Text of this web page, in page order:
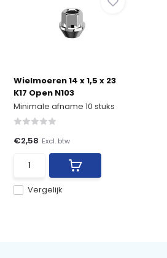
Wielmoeren 14 x 1,5 x 23
K17 Open N103
Minimale afname 10 stuks
Vergelijk
€2,58 Excl. btw